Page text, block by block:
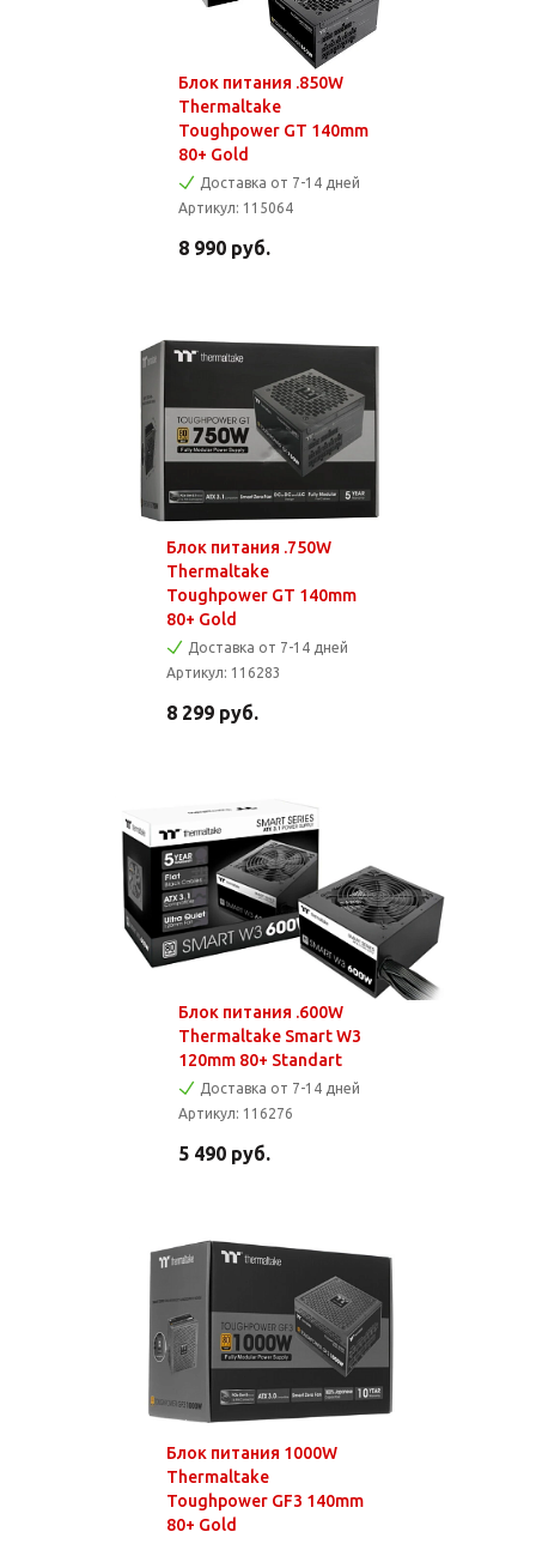
Блок питания .850W
Thermaltake
Toughpower GT 140mm
80+ Gold
Доставка от 7-14 дней
Артикул: 115064
8 990 руб.
Блок питания .750W
Thermaltake
Toughpower GT 140mm
80+ Gold
Доставка от 7-14 дней
Артикул: 116283
8 299 руб.
Блок питания .600W
Thermaltake Smart W3
120mm 80+ Standart
Доставка от 7-14 дней
Артикул: 116276
5 490 руб.
Блок питания 1000W
Thermaltake
Toughpower GF3 140mm
80+ Gold